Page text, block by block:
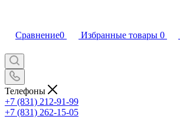
Сравнение0 Избранные товары 0
Телефоны
+7 (831) 212-91-99
+7 (831) 262-15-05